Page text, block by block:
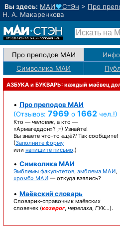
Вы здесь: МАИ♥СтЭн > Про
Н. А. Макаренкова
Про преподов МАИ
Символика МАИ
АЗБУКА и БУКВАРЬ: каждый маёвец
• Про преподов МАИ
(Отзывов: 7969 о 1662 чел.!)
Кто — человек, а кто —
«Армагеддон»? ;-) Узнайте!
Вы знаете что-то ещё?! Так сообщите!
(Заполните форму
или напишите письмо.)
• Символика МАИ
Эмблемы факультетов, эмблема МАИ,
«ромб» МАИ — откуда взялись?
• Маёвский словарь
Словарик-справочник маёвских
словечек (козерог, черепаха, ГУК…).